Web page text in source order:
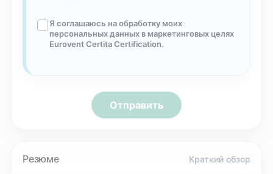
Я соглашаюсь на обработку моих
персональных данных в маркетинговых целях
Eurovent Certita Certification.
Отправить
Резюме Краткий обзор